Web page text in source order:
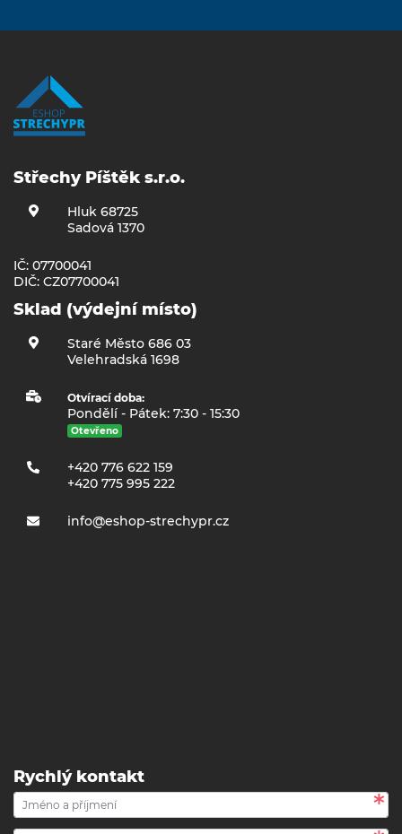
Střechy Píštěk s.r.o.
Hluk 68725
Sadová 1370
IČ: 07700041
DIČ: CZ07700041
Sklad (výdejní místo)
Staré Město 686 03
Velehradská 1698
Otvírací doba:
Pondělí - Pátek: 7:30 - 15:30
Otevřeno
+420 776 622 159
+420 775 995 222
info@eshop-strechypr.cz
Rychlý kontakt